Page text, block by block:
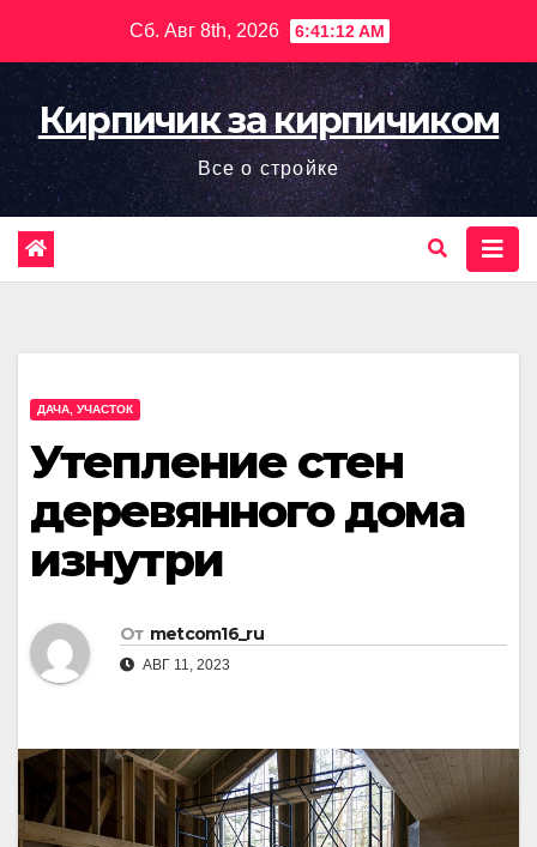
содержимому
Сб. Авг 8th, 2026 6:41:13 AM
Кирпичик за кирпичиком
Все о стройке
ДАЧА, УЧАСТОК
Утепление стен
деревянного дома
изнутри
От metcom16_ru
АВГ 11, 2023